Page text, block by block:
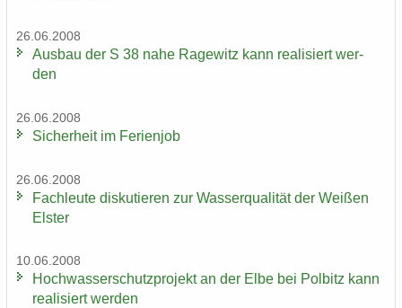
26.06.2008
Aus­bau der S 38 nahe Ra­ge­witz kann rea­li­siert wer­
den
26.06.2008
Si­cher­heit im Fe­ri­en­job
26.06.2008
Fach­leu­te dis­ku­tie­ren zur Was­ser­qua­li­tät der Wei­ßen
Els­ter
10.06.2008
Hoch­was­ser­schutz­pro­jekt an der Elbe bei Pol­bitz kann
rea­li­siert wer­den